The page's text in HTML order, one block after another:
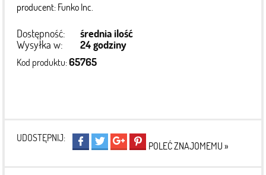
producent: Funko Inc.
Dostępność: średnia ilość
Wysyłka w: 24 godziny
Kod produktu:65765
UDOSTĘPNIJ:
POLEĆ ZNAJOMEMU »